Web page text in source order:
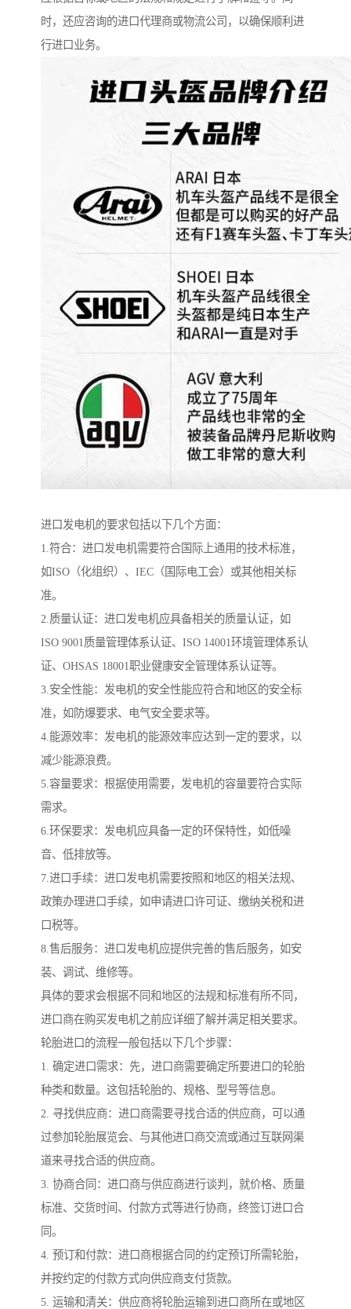
时，还应咨询的进口代理商或物流公司，以确保顺利进
行进口业务。
进口发电机的要求包括以下几个方面：
1.符合：进口发电机需要符合国际上通用的技术标准，
如ISO（化组织）、IEC（国际电工会）或其他相关标
准。
2.质量认证：进口发电机应具备相关的质量认证，如
ISO 9001质量管理体系认证、ISO 14001环境管理体系认
证、OHSAS 18001职业健康安全管理体系认证等。
3.安全性能：发电机的安全性能应符合和地区的安全标
准，如防爆要求、电气安全要求等。
4.能源效率：发电机的能源效率应达到一定的要求，以
减少能源浪费。
5.容量要求：根据使用需要，发电机的容量要符合实际
需求。
6.环保要求：发电机应具备一定的环保特性，如低噪
音、低排放等。
7.进口手续：进口发电机需要按照和地区的相关法规、
政策办理进口手续，如申请进口许可证、缴纳关税和进
口税等。
8.售后服务：进口发电机应提供完善的售后服务，如安
装、调试、维修等。
具体的要求会根据不同和地区的法规和标准有所不同，
进口商在购买发电机之前应详细了解并满足相关要求。
轮胎进口的流程一般包括以下几个步骤：
1. 确定进口需求：先，进口商需要确定所要进口的轮胎
种类和数量。这包括轮胎的、规格、型号等信息。
2. 寻找供应商：进口商需要寻找合适的供应商，可以通
过参加轮胎展览会、与其他进口商交流或通过互联网渠
道来寻找合适的供应商。
3. 协商合同：进口商与供应商进行谈判，就价格、质量
标准、交货时间、付款方式等进行协商，终签订进口合
同。
4. 预订和付款：进口商根据合同的约定预订所需轮胎，
并按约定的付款方式向供应商支付货款。
5. 运输和清关：供应商将轮胎运输到进口商所在或地区